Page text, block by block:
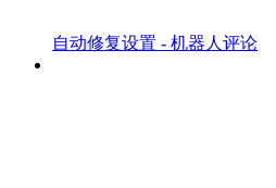
自动修复设置 - 机器人评论